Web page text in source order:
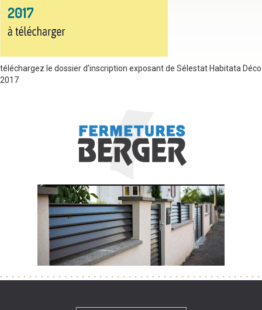
téléchargez le dossier d’inscription exposant de Sélestat Habitata Déco
2017